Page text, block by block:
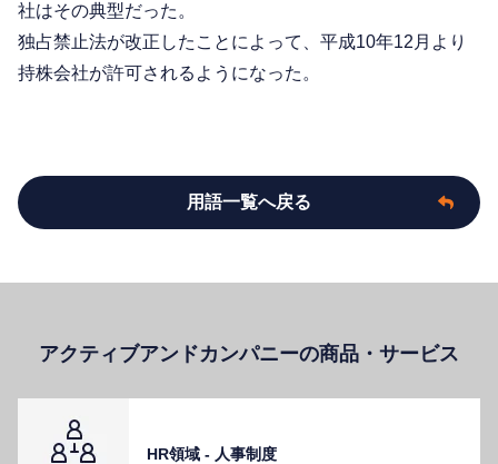
社はその典型だった。
独占禁止法が改正したことによって、平成10年12月より
持株会社が許可されるようになった。
用語一覧へ戻る
アクティブアンドカンパニーの商品・サービス
HR領域 - ⼈事制度